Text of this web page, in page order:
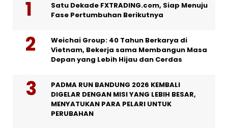
Satu Dekade FXTRADING.com, Siap Menuju
Fase Pertumbuhan Berikutnya
Weichai Group: 40 Tahun Berkarya di
Vietnam, Bekerja sama Membangun Masa
Depan yang Lebih Hijau dan Cerdas
PADMA RUN BANDUNG 2026 KEMBALI
DIGELAR DENGAN MISI YANG LEBIH BESAR,
MENYATUKAN PARA PELARI UNTUK
PERUBAHAN